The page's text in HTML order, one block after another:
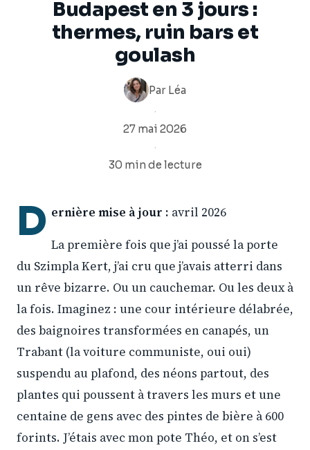
Budapest en 3 jours :
thermes, ruin bars et
goulash
Par Léa
·
27 mai 2026
·
30 min de lecture
D ernière mise à jour : avril 2026
La première fois que j’ai poussé la porte
du Szimpla Kert, j’ai cru que j’avais atterri dans
un rêve bizarre. Ou un cauchemar. Ou les deux à
la fois. Imaginez : une cour intérieure délabrée,
des baignoires transformées en canapés, un
Trabant (la voiture communiste, oui oui)
suspendu au plafond, des néons partout, des
plantes qui poussent à travers les murs et une
centaine de gens avec des pintes de bière à 600
forints. J’étais avec mon pote Théo, et on s’est